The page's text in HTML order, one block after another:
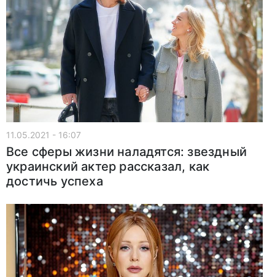
11.05.2021 - 16:07
Все сферы жизни наладятся: звездный
украинский актер рассказал, как
достичь успеха